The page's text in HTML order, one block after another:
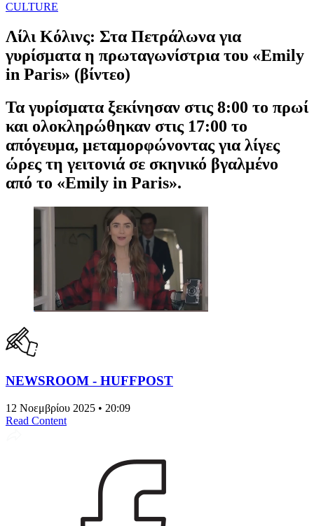
CULTURE
Λίλι Κόλινς: Στα Πετράλωνα για
γυρίσματα η πρωταγωνίστρια του «Εmily
in Paris» (βίντεο)
Τα γυρίσματα ξεκίνησαν στις 8:00 το πρωί
και ολοκληρώθηκαν στις 17:00 το
απόγευμα, μεταμορφώνοντας για λίγες
ώρες τη γειτονιά σε σκηνικό βγαλμένο
από το «Εmily in Paris».
NEWSROOM - HUFFPOST
12 Νοεμβρίου 2025 • 20:09
Read Content